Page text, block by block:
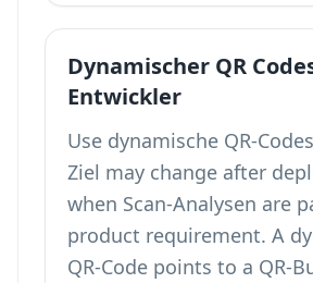
Dynamischer QR
Entwickler
Use dynamische QR-
Ziel may change after
when Scan-Analysen are
product requirement. A
QR-Code points to a QR-